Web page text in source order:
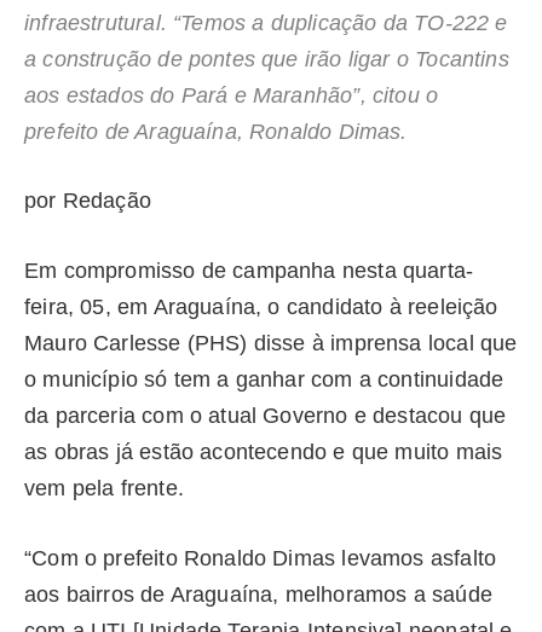
infraestrutural. “Temos a duplicação da TO-222 e
a construção de pontes que irão ligar o Tocantins
aos estados do Pará e Maranhão”, citou o
prefeito de Araguaína, Ronaldo Dimas.
por Redação
Em compromisso de campanha nesta quarta-
feira, 05, em Araguaína, o candidato à reeleição
Mauro Carlesse (PHS) disse à imprensa local que
o município só tem a ganhar com a continuidade
da parceria com o atual Governo e destacou que
as obras já estão acontecendo e que muito mais
vem pela frente.
“Com o prefeito Ronaldo Dimas levamos asfalto
aos bairros de Araguaína, melhoramos a saúde